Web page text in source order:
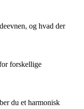
og hvad der
forskellige
du et harmonisk